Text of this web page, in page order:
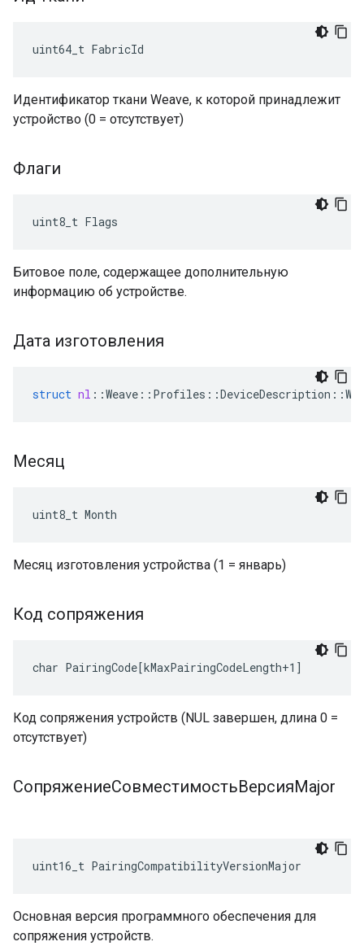
uint64_t FabricId
Идентификатор ткани Weave, к которой принадлежит
устройство (0 = отсутствует)
Флаги
uint8_t Flags
Битовое поле, содержащее дополнительную
информацию об устройстве.
Дата изготовления
struct nl ::Weave :: Profiles ::DeviceDescription ::
Месяц
uint8_t Month
Месяц изготовления устройства (1 = январь)
Код сопряжения
char PairingCode[kMaxPairingCodeLength+1]
Код сопряжения устройств (NUL завершен, длина 0 =
отсутствует)
СопряжениеСовместимостьВерсияMajor
uint16_t PairingCompatibilityVersionMajor
Основная версия программного обеспечения для
сопряжения устройств.